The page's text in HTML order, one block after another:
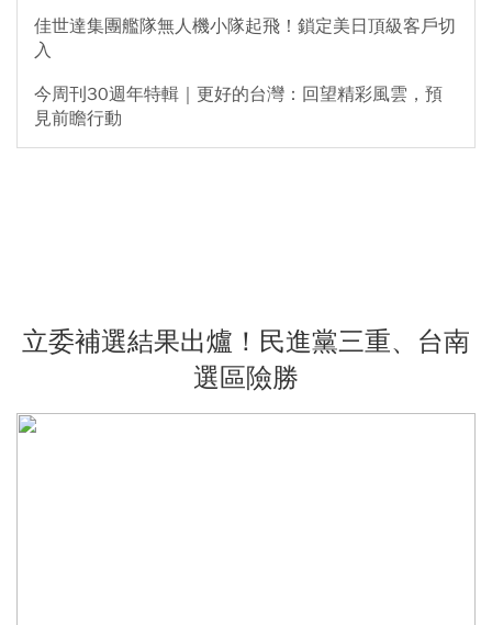
佳世達集團艦隊無人機小隊起飛！鎖定美日頂級客戶切
入
今周刊30週年特輯｜更好的台灣：回望精彩風雲，預
見前瞻行動
立委補選結果出爐！民進黨三重、台南
選區險勝